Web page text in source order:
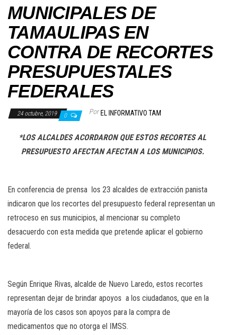
MUNICIPALES DE
TAMAULIPAS EN
CONTRA DE RECORTES
PRESUPUESTALES
FEDERALES
24 octubre, 2019 0 Por EL INFORMATIVO TAM
*LOS ALCALDES ACORDARON QUE ESTOS RECORTES AL
PRESUPUESTO AFECTAN AFECTAN A LOS MUNICIPIOS.
En conferencia de prensa los 23 alcaldes de extracción panista
indicaron que los recortes del presupuesto federal representan un
retroceso en sus municipios, al mencionar su completo
desacuerdo con esta medida que pretende aplicar el gobierno
federal.
Según Enrique Rivas, alcalde de Nuevo Laredo, estos recortes
representan dejar de brindar apoyos a los ciudadanos, que en la
mayoría de los casos son apoyos para la compra de
medicamentos que no otorga el IMSS.